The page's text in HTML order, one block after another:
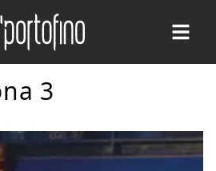
Open
3